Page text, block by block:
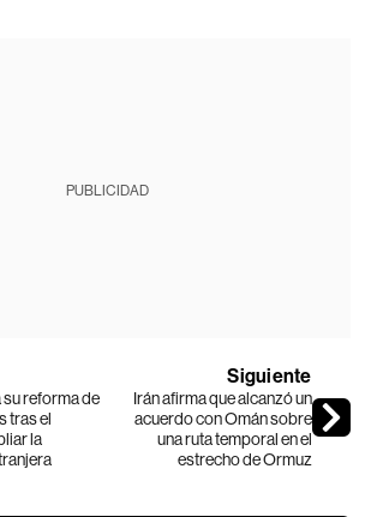
PUBLICIDAD
reforma de
tras el
la
Siguiente
Irán afirma que alcanzó un
acuerdo con Omán sobre
una ruta temporal en el
estrecho de Ormuz